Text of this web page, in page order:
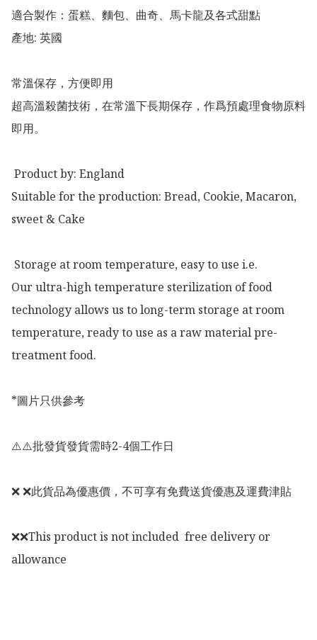
適合製作：蛋糕、麵包、曲奇、馬卡龍及各式甜點
產地: 英國
常溫保存，方便即用
超高溫殺菌技術，在常溫下長期保存，作爲預處理食物原料
即用。
Suitable for the production: Bread, Cookie, Macaron,
sweet & Cake
Storage at room temperature, easy to use i.e.
Our ultra-high temperature sterilization of food
technology allows us to long-term storage at room
temperature, ready to use as a raw material pre-
treatment food.
*圖片只供參考
⚠️⚠️批發貨發貨需時2-4個工作日
❌ ❌此貨品為優惠價，不可享有免費送貨優惠及運費津貼
❌❌This product is not included  free delivery or
allowance